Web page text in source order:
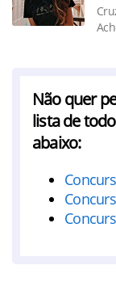
Não quer
lista de
abaixo: